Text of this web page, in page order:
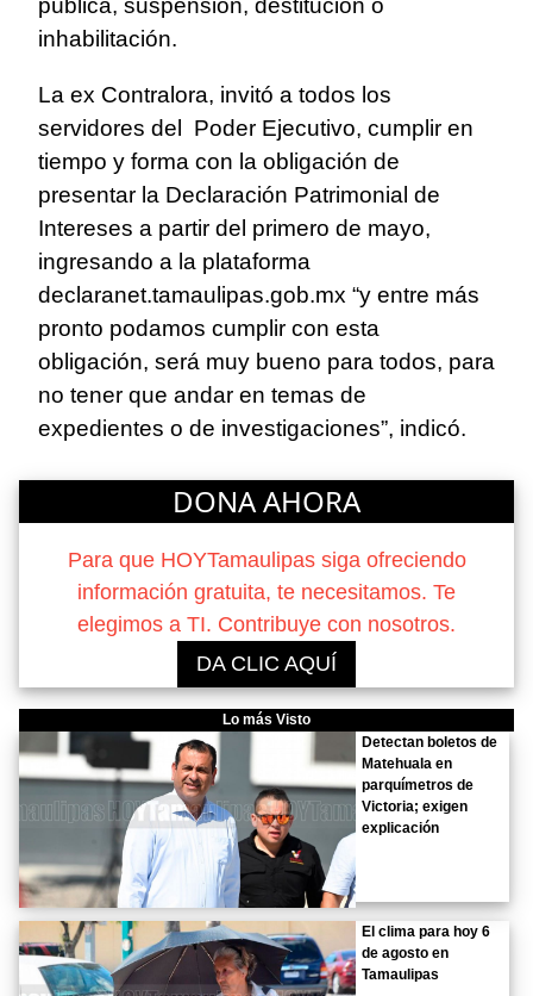
pública, suspensión, destitución o
inhabilitación.
La ex Contralora, invitó a todos los
servidores del Poder Ejecutivo, cumplir en
tiempo y forma con la obligación de
presentar la Declaración Patrimonial de
Intereses a partir del primero de mayo,
ingresando a la plataforma
declaranet.tamaulipas.gob.mx “y entre más
pronto podamos cumplir con esta
obligación, será muy bueno para todos, para
no tener que andar en temas de
expedientes o de investigaciones”, indicó.
DONA AHORA
Para que HOYTamaulipas siga ofreciendo
información gratuita, te necesitamos. Te
elegimos a TI. Contribuye con nosotros.
DA CLIC AQUÍ
Lo más Visto
Detectan boletos de
Matehuala en
parquímetros de
Victoria; exigen
explicación
El clima para hoy 6
de agosto en
Tamaulipas